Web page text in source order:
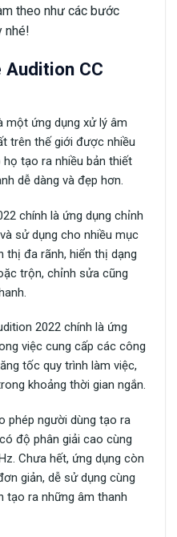
theo như các bước
nhé!
Audition CC
một ứng dụng xử lý âm
trên thế giới được nhiều
tạo ra nhiều bản thiết
dễ dàng và đẹp hơn.
chính là ứng dụng chỉnh
sử dụng cho nhiều mục
thị đa rãnh, hiển thị dạng
trộn, chỉnh sửa cũng
2022 chính là ứng
việc cung cấp các công
tốc quy trình làm việc,
khoảng thời gian ngắn.
phép người dùng tạo ra
độ phân giải cao cùng
Chưa hết, ứng dụng còn
giản, dễ sử dụng cùng
tạo ra những âm thanh